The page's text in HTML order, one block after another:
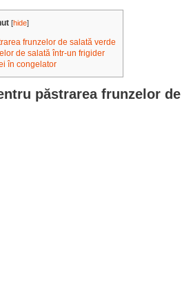
[hide]
frunzelor de salată verde
de salată într-un frigider
în congelator
păstrarea frunzelor